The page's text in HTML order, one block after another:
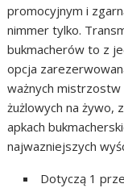
promocyjnym i
nimmer tylko.
bukmacherów to z
opcja
ważnych mistrzostw
żużlowych na żywo,
apkach
najwazniejszych
Dotyczą 1